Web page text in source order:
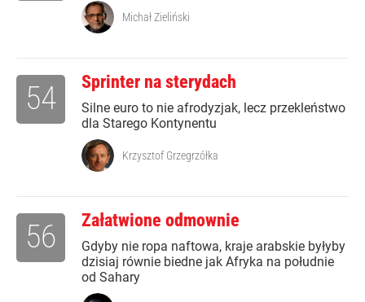
Michał Zieliński
Sprinter na sterydach
Silne euro to nie afrodyzjak, lecz przekleństwo
dla Starego Kontynentu
54
Krzysztof Grzegrzółka
Załatwione odmownie
Gdyby nie ropa naftowa, kraje arabskie byłyby
dzisiaj równie biedne jak Afryka na południe
od Sahary
56